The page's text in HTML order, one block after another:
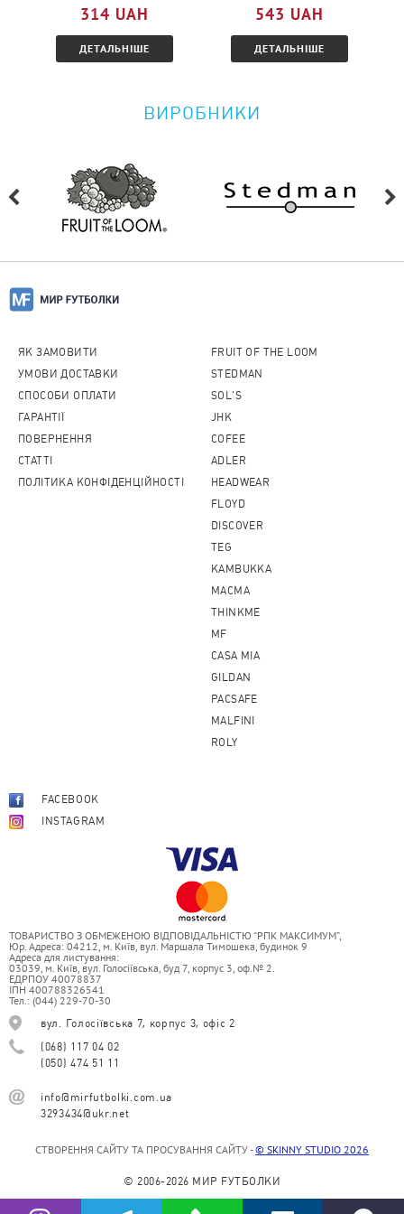
ознайомтеся з умовами.
314 UAH
ДЕТАЛЬНІШЕ
543 UAH
ДЕТАЛЬНІШЕ
ВИРОБНИКИ
© 2006-2026 МИР FУТБОЛКИ
ЯК ЗАМОВИТИ
УМОВИ ДОСТАВКИ
СПОСОБИ ОПЛАТИ
ГАРАНТІЇ
ПОВЕРНЕННЯ
CТАТТІ
ПОЛІТИКА КОНФІДЕНЦІЙНОСТІ
FRUIT OF THE LOOM
STEDMAN
SOL'S
JHK
COFEE
ADLER
HEADWEAR
FLOYD
DISCOVER
TEG
KAMBUKKA
MACMA
THINKME
MF
CASA MIA
GILDAN
PACSAFE
MALFINI
ROLY
FACEBOOK
INSTAGRAM
ТОВАРИСТВО З ОБМЕЖЕНОЮ ВІДПОВІДАЛЬНІСТЮ “РПК МАКСИМУМ”,
Юр. Адреса: 04212, м. Київ, вул. Маршала Тимошека, будинок 9
Адреса для листування:
03039, м. Київ, вул. Голосіївська, буд 7, корпус 3, оф.№ 2.
ЕДРПОУ 40078837
ІПН 400788326541
Тел.: (044) 229-70-30
вул. Голосіївська 7, корпус 3, офіс 2
(068) 117 04 02
(050) 474 51 11
info@mirfutbolki.com.ua
3293434@ukr.net
СТВОРЕННЯ САЙТУ ТА ПРОСУВАННЯ САЙТУ -© SKINNY STUDIO 2026